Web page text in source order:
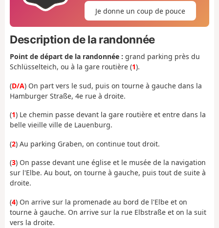
Je donne un coup de pouce
Description de la randonnée
Point de départ de la randonnée : grand parking près du
Schlüsselteich, ou à la gare routière (1).
(D/A) On part vers le sud, puis on tourne à gauche dans la
Hamburger Straße, 4e rue à droite.
(1) Le chemin passe devant la gare routière et entre dans la
belle vieille ville de Lauenburg.
(2) Au parking Graben, on continue tout droit.
(3) On passe devant une église et le musée de la navigation
sur l'Elbe. Au bout, on tourne à gauche, puis tout de suite à
droite.
(4) On arrive sur la promenade au bord de l'Elbe et on
tourne à gauche. On arrive sur la rue Elbstraße et on la suit
vers la droite.